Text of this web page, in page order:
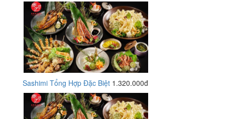
Sashimi Tổng Hợp Đặc Biệt 1.320.000đ